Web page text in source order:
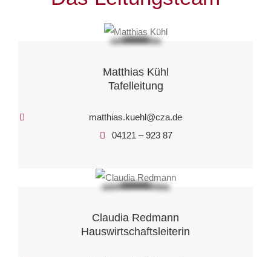
Matthias Kühl
Tafelleitung
matthias.kuehl@cza.de
04121 – 923 87
Claudia Redmann
Hauswirtschaftsleiterin